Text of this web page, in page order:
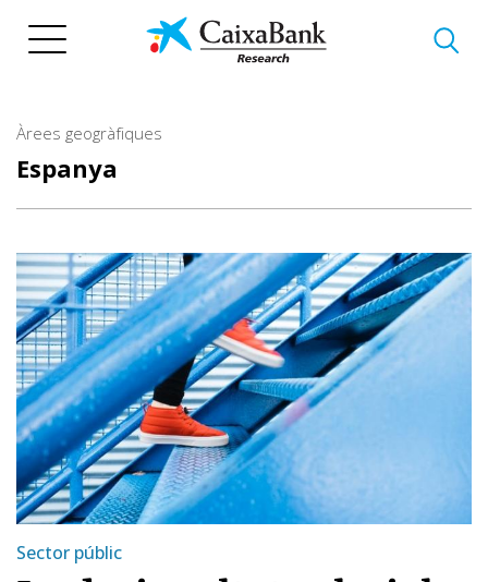
Àrees geogràfiques
Espanya
Sector públic